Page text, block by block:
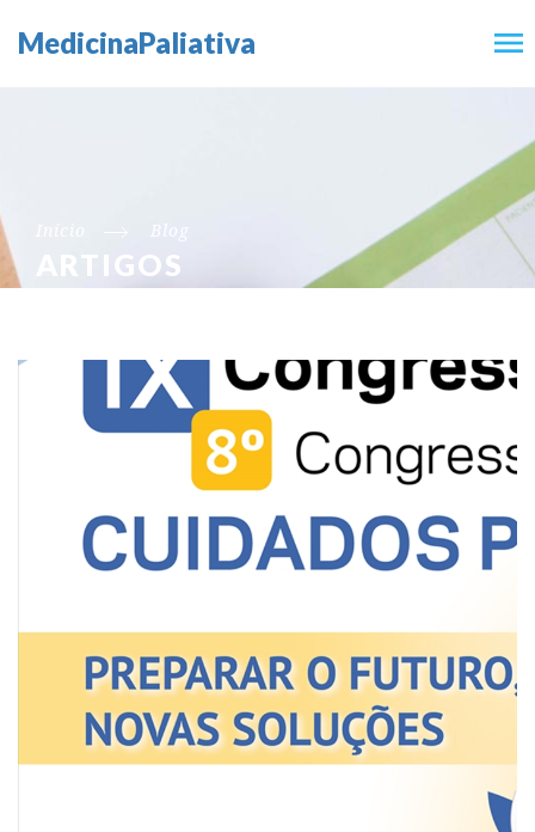
MedicinaPaliativa
Blog
ARTIGOS